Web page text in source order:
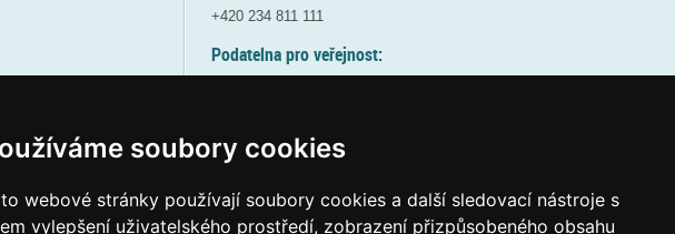
soubory cookies
webové stránky používají soubory cookies a další sledovací nástroje s
vylepšení uživatelského prostředí, zobrazení přizpůsobeného obsahu
+420 234 811 111
Podatelna pro veřejnost:
(více informací